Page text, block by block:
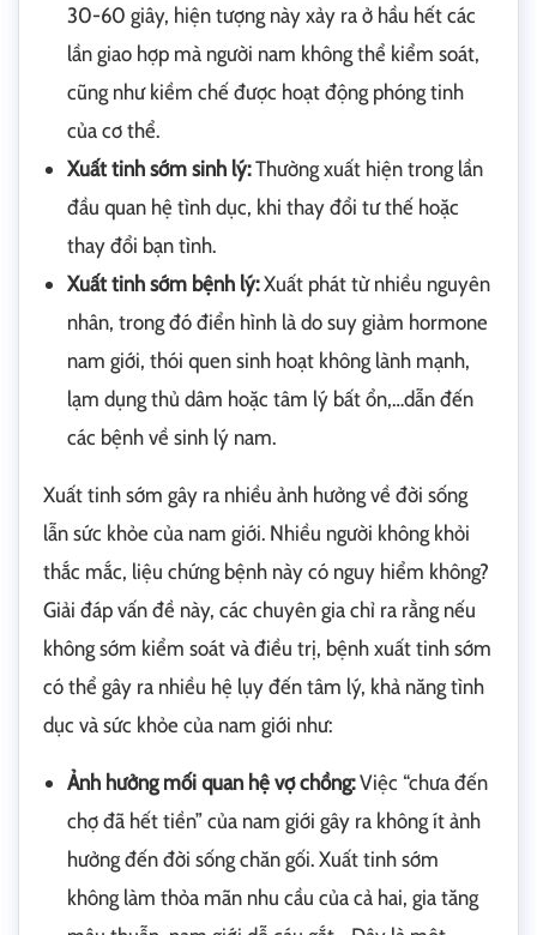
30-60 giây, hiện tượng này xảy ra ở hầu hết các
lần giao hợp mà người nam không thể kiểm soát,
cũng như kiềm chế được hoạt động phóng tinh
của cơ thể.
Xuất tinh sớm sinh lý:Thường xuất hiện trong lần
đầu quan hệ tình dục, khi thay đổi tư thế hoặc
thay đổi bạn tình.
Xuất tinh sớm bệnh lý:Xuất phát từ nhiều nguyên
nhân, trong đó điển hình là do suy giảm hormone
nam giới, thói quen sinh hoạt không lành mạnh,
lạm dụng thủ dâm hoặc tâm lý bất ổn,…dẫn đến
các bệnh về sinh lý nam.
Xuất tinh sớm gây ra nhiều ảnh hưởng về đời sống
lẫn sức khỏe của nam giới. Nhiều người không khỏi
thắc mắc, liệu chứng bệnh này có nguy hiểm không?
Giải đáp vấn đề này, các chuyên gia chỉ ra rằng nếu
không sớm kiểm soát và điều trị, bệnh xuất tinh sớm
có thể gây ra nhiều hệ lụy đến tâm lý, khả năng tình
dục và sức khỏe của nam giới như:
Ảnh hưởng mối quan hệ vợ chồng:Việc “chưa đến
chợ đã hết tiền” của nam giới gây ra không ít ảnh
hưởng đến đời sống chăn gối. Xuất tinh sớm
không làm thỏa mãn nhu cầu của cả hai, gia tăng